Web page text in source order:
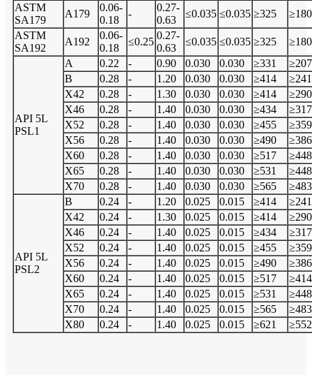
ASTM
SA179
A179
0.06-
0.18
-
0.27-
0.63
≤0.035 ≤0.035 ≥325
≥180
ASTM
SA192
A192
0.06-
0.18
≤0.25
0.27-
0.63
≤0.035 ≤0.035 ≥325 ≥180
API 5L
PSL1
A 0.22 - 0.90 0.030 0.030 ≥331
≥207
B
0.28 - 1.20 0.030 0.030 ≥414
≥241
X42
0.28 - 1.30 0.030 0.030 ≥414
≥290
X46
0.28 - 1.40 0.030 0.030 ≥434
≥317
X52
0.28 - 1.40 0.030 0.030 ≥455
≥359
X56
0.28 - 1.40 0.030 0.030 ≥490
≥386
X60
0.28 - 1.40 0.030 0.030 ≥517
≥448
X65
0.28 - 1.40 0.030 0.030 ≥531
≥448
X70
0.28 - 1.40 0.030 0.030 ≥565 ≥483
API 5L
PSL2
B 0.24 - 1.20 0.025 0.015 ≥414
≥241
X42
0.24 - 1.30 0.025 0.015 ≥414
≥290
X46
0.24 - 1.40 0.025 0.015 ≥434
≥317
X52
0.24 - 1.40 0.025 0.015 ≥455
≥359
X56
0.24 - 1.40 0.025 0.015 ≥490
≥386
X60
0.24 - 1.40 0.025 0.015 ≥517
≥414
X65
0.24 - 1.40 0.025 0.015 ≥531
≥448
X70
0.24 - 1.40 0.025 0.015 ≥565
≥483
X80
0.24 - 1.40 0.025 0.015 ≥621 ≥552